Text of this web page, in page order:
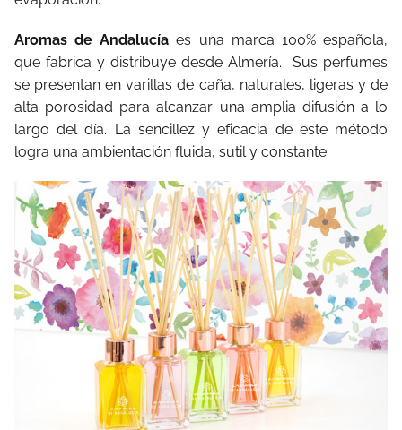
Aromas de Andalucía es una marca 100% española,
que fabrica y distribuye desde Almería. Sus perfumes
se presentan en varillas de caña, naturales, ligeras y de
alta porosidad para alcanzar una amplia difusión a lo
largo del día. La sencillez y eficacia de este método
logra una ambientación fluida, sutil y constante.